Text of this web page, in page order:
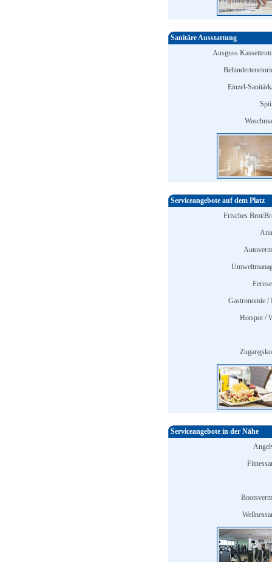
Sanitäre Ausstattung
Ausguss
Einzel-
Serviceangebote auf dem Platz
Frisches Brot/
Gastronomie /
Hotspot /
Serviceangebote in der Nähe